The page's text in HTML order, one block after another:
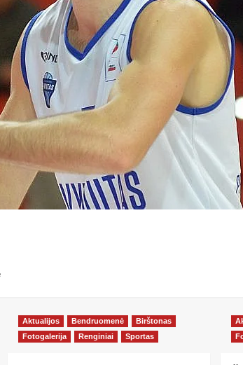
Aktualijos Bendruomenė
Birštonas
Fotogalerija
Renginiai Sportas